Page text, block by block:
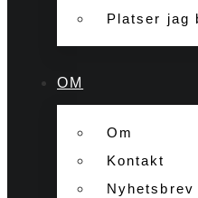
Platser jag
OM
Om
Kontakt
Nyhetsbrev